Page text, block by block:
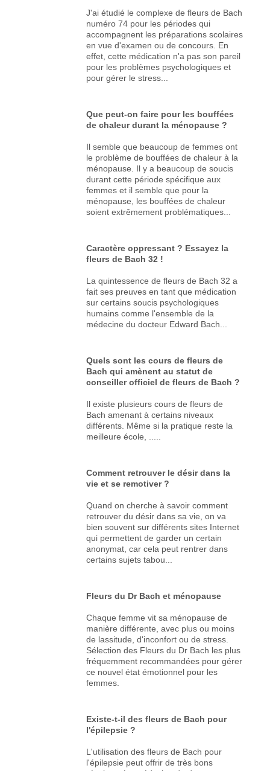
J'ai étudié le complexe de fleurs de Bach
numéro 74 pour les périodes qui
accompagnent les préparations scolaires
en vue d'examen ou de concours. En
effet, cette médication n'a pas son pareil
pour les problèmes psychologiques et
pour gérer le stress...
Que peut-on faire pour les bouffées
de chaleur durant la ménopause ?
Il semble que beaucoup de femmes ont
le problème de bouffées de chaleur à la
ménopause. Il y a beaucoup de soucis
durant cette période spécifique aux
femmes et il semble que pour la
ménopause, les bouffées de chaleur
soient extrêmement problématiques...
Caractère oppressant ? Essayez la
fleurs de Bach 32 !
La quintessence de fleurs de Bach 32 a
fait ses preuves en tant que médication
sur certains soucis psychologiques
humains comme l'ensemble de la
médecine du docteur Edward Bach...
Quels sont les cours de fleurs de
Bach qui amènent au statut de
conseiller officiel de fleurs de Bach ?
Il existe plusieurs cours de fleurs de
Bach amenant à certains niveaux
différents. Même si la pratique reste la
meilleure école, .....
Comment retrouver le désir dans la
vie et se remotiver ?
Quand on cherche à savoir comment
retrouver du désir dans sa vie, on va
bien souvent sur différents sites Internet
qui permettent de garder un certain
anonymat, car cela peut rentrer dans
certains sujets tabou...
Fleurs du Dr Bach et ménopause
Chaque femme vit sa ménopause de
manière différente, avec plus ou moins
de lassitude, d'inconfort ou de stress.
Sélection des Fleurs du Dr Bach les plus
fréquemment recommandées pour gérer
ce nouvel état émotionnel pour les
femmes.
Existe-t-il des fleurs de Bach pour
l'épilepsie ?
L'utilisation des fleurs de Bach pour
l'épilepsie peut offrir de très bons